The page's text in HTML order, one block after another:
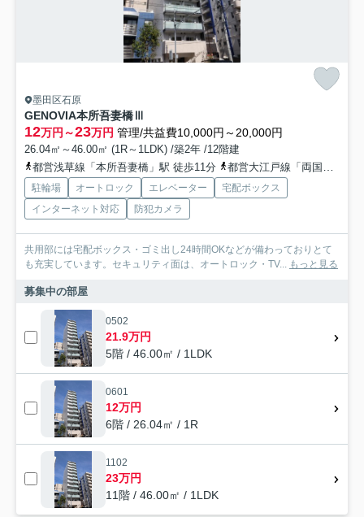
墨田区石原
GENOVIA本所吾妻橋Ⅲ
12万円～23万円 管理/共益費10,000円～20,000円
26.04㎡～46.00㎡ (1R～1LDK) /築2年 /12階建
都営浅草線「本所吾妻橋」駅 徒歩11分
都営大江戸線「両国」駅 徒歩13分
駐輪場 オートロック エレベーター
宅配ボックス
インターネット対応
防犯カメラ
共用部には宅配ボックス・ゴミ出し24時間OKなどが備わっておりとて
も充実しています。セキュリティ面は、オートロック・TV... もっと見る
募集中の部屋
0502
21.9万円
5階 / 46.00㎡ / 1LDK
0601
12万円
6階 / 26.04㎡ / 1R
1102
23万円
11階 / 46.00㎡ / 1LDK